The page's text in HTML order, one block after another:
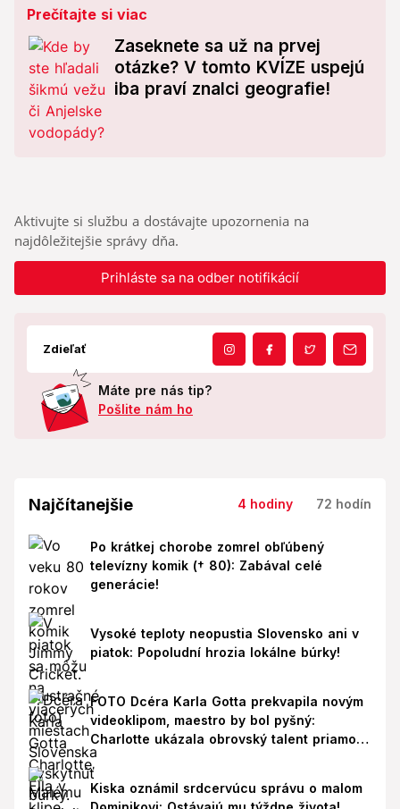
Prečítajte si viac
Zaseknete sa už na prvej
otázke? V tomto KVÍZE uspejú
iba praví znalci geografie!
Aktivujte si službu a dostávajte upozornenia na
najdôležitejšie správy dňa.
Prihláste sa na odber notifikácií
Zdieľať
Máte pre nás tip?
Pošlite nám ho
Najčítanejšie 4 hodiny 72 hodín
Po krátkej chorobe zomrel obľúbený
televízny komik († 80): Zabával celé
generácie!
Vysoké teploty neopustia Slovensko ani v
piatok: Popoludní hrozia lokálne búrky!
FOTO Dcéra Karla Gotta prekvapila novým
videoklipom, maestro by bol pyšný:
Charlotte ukázala obrovský talent priamo v
Paríži!
Kiska oznámil srdcervúcu správu o malom